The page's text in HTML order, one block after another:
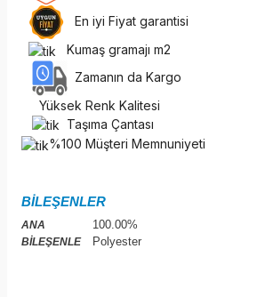
En iyi Fiyat garantisi
Kumaş gramajı m2
Zamanın da Kargo
Yüksek Renk Kalitesi
Taşıma Çantası
%100 Müşteri Memnuniyeti
BİLEŞENLER
ANA
BİLEŞENLE
100.00%
Polyester